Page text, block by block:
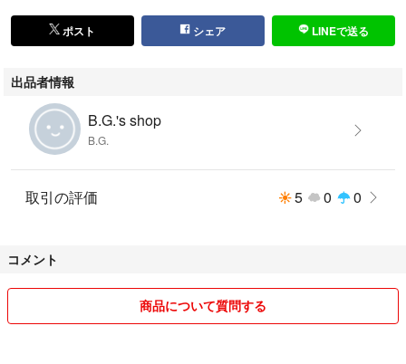
ポスト シェア LINEで送る
出品者情報
B.G.'s shop
B.G.
取引の評価 5 0 0
コメント
商品について質問する